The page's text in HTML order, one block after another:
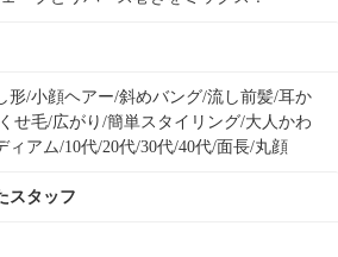
形/小顔ヘアー/斜めバング/流し前髪/耳か
せ毛/広がり/簡単スタイリング/大人かわ
ィアム/10代/20代/30代/40代/面長/丸顔
スタッフ